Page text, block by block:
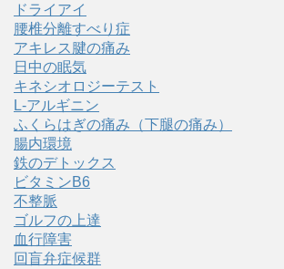
ドライアイ
腰椎分離すべり症
アキレス腱の痛み
日中の眠気
キネシオロジーテスト
L-アルギニン
ふくらはぎの痛み（下腿の痛み）
腸内環境
鉄のデトックス
ビタミンB6
不整脈
ゴルフの上達
血行障害
回盲弁症候群